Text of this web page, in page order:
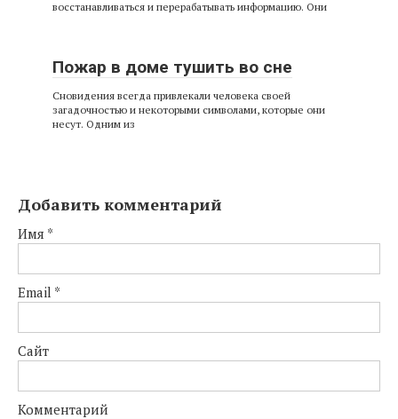
восстанавливаться и перерабатывать информацию. Они
Пожар в доме тушить во сне
Сновидения всегда привлекали человека своей
загадочностью и некоторыми символами, которые они
несут. Одним из
Добавить комментарий
Имя *
Email *
Сайт
Комментарий